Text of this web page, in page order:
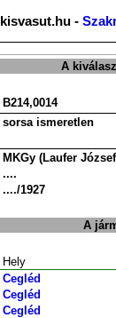
kisvasut.hu -
A
B214,0014
sorsa ismeretlen
MKGy (Laufer
....
..../1927
A
Hely
Cegléd
Cegléd
Cegléd